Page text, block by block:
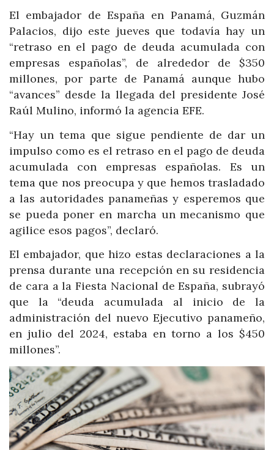
El embajador de España en Panamá, Guzmán
Palacios, dijo este jueves que todavía hay un
“retraso en el pago de deuda acumulada con
empresas españolas”, de alrededor de $350
millones, por parte de Panamá aunque hubo
“avances” desde la llegada del presidente José
Raúl Mulino, informó la agencia EFE.
“Hay un tema que sigue pendiente de dar un
impulso como es el retraso en el pago de deuda
acumulada con empresas españolas. Es un
tema que nos preocupa y que hemos trasladado
a las autoridades panameñas y esperemos que
se pueda poner en marcha un mecanismo que
agilice esos pagos”, declaró.
El embajador, que hizo estas declaraciones a la
prensa durante una recepción en su residencia
de cara a la Fiesta Nacional de España, subrayó
que la “deuda acumulada al inicio de la
administración del nuevo Ejecutivo panameño,
en julio del 2024, estaba en torno a los $450
millones”.